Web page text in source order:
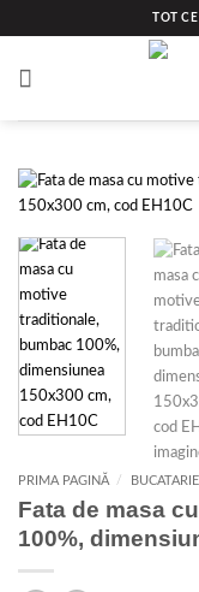
to
TOT
PRIMA PAGINĂ / BUCATARIE
Fata de masa
100%,